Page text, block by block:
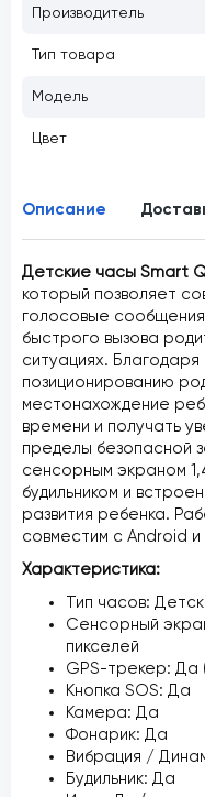
Производитель
Тип товара
Модель
Цвет
Описание
Детские часы Smart
который позволяет
голосовые сообщения
быстрого вызова
ситуациях.
позиционированию
местонахождение
времени и получать
пределы безопасной
сенсорным экраном
будильником и
развития ребенка.
совместим с Android и
Характеристика:
Тип часов:
Сенсорный
пикселей
GPS-трекер: Да
Кнопка SOS: Да
Камера: Да
Фонарик: Да
Вибрация /
Будильник: Да